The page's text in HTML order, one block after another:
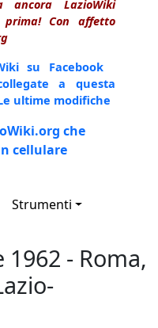
ancora LazioWiki
Con affetto
su Facebook
a questa
ultime modifiche
che
cellulare
Strumenti
- Roma,